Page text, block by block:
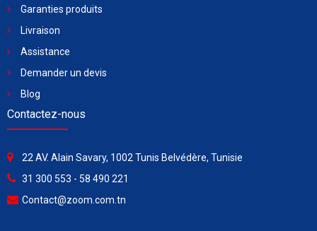
Garanties produits
Livraison
Assistance
Demander un devis
Blog
Contactez-nous
22 AV. Alain Savary, 1002 Tunis Belvédère, Tunisie
31 300 553 - 58 490 221
Contact@zoom.com.tn